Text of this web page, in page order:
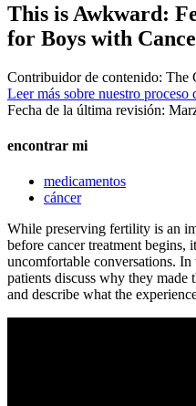
This is Awkward:
for Boys with
Contribuidor de contenido: The
Leer más sobre nuestro proceso
Fecha de la última revisión:
encontrar mi
medicamentos
cáncer
While preserving fertility is an
before cancer treatment begins,
uncomfortable conversations.
patients discuss why they made
and describe what the